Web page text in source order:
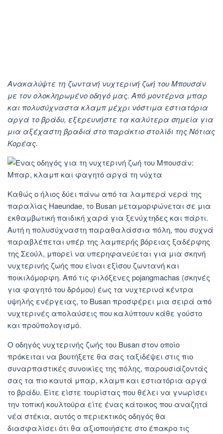
Ανακαλύψτε τη ζωντανή νυχτερινή ζωή του Μπουσάν
με τον ολοκληρωμένο οδηγό μας. Από μοντέρνα μπαρ
και πολυσύχναστα κλαμπ μέχρι νόστιμα εστιατόρια
αργά το βράδυ, εξερευνήστε τα καλύτερα σημεία για
μια αξέχαστη βραδιά στο παράκτιο στολίδι της Νότιας
Κορέας.
Καθώς ο ήλιος δύει πάνω από τα λαμπερά νερά της
παραλίας Haeundae, το Busan μεταμορφώνεται σε μια
εκθαμβωτική παιδική χαρά για ξενύχτηδες και πάρτι.
Αυτή η πολυσύχναστη παραθαλάσσια πόλη, που συχνά
παραβλέπεται υπέρ της λαμπερής βόρειας ξαδέρφης
της Σεούλ, μπορεί να υπερηφανεύεται για μια σκηνή
νυχτερινής ζωής που είναι εξίσου ζωντανή και
ποικιλόμορφη. Από τις φιλόξενες pojangmachas (σκηνές
για φαγητό του δρόμου) έως τα νυχτερινά κέντρα
υψηλής ενέργειας, το Busan προσφέρει μια σειρά από
νυχτερινές απολαύσεις που καλύπτουν κάθε γούστο
και προϋπολογισμό.
Ο οδηγός νυχτερινής ζωής του Busan στον οποίο
πρόκειται να βουτήξετε θα σας ταξιδέψει στις πιο
συναρπαστικές συνοικίες της πόλης, παρουσιάζοντάς
σας τα πιο καυτά μπαρ, κλαμπ και εστιατόρια αργά
το βράδυ. Είτε είστε τουρίστας που θέλει να γνωρίσει
την τοπική κουλτούρα είτε ένας κάτοικος που αναζητά
νέα στέκια, αυτός ο περιεκτικός οδηγός θα
διασφαλίσει ότι θα αξιοποιήσετε στο έπακρο τις